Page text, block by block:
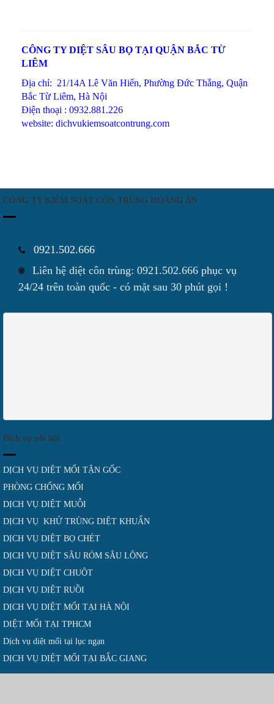
CÔNG TY DIỆT SÂU BỌ TẠI QUẬN BẮC TỪ
LIÊM
Địa chỉ: 21/14A Lê Văn Hiến, Phường Đức Thắng, Quận
Bắc Từ Liêm, Hà Nội
Điện thoại : 0932.881.226
website: dichvukiemsoatcontrung.com
CÔNG TY KIỂM SOÁT CÔN TRÙNG HOÀNG ÂN
0921.502.666
Liên hệ diệt côn trùng: 0921.502.666 phục vụ
24/24 trên toàn quốc - có mặt sau 30 phút gọi !
Dịch vụ nổi bật
DỊCH VỤ DIỆT MỐI TẬN GỐC
PHÒNG CHỐNG MỐI
DỊCH VỤ DIỆT MUỖI
DỊCH VỤ KHỬ TRÙNG DIỆT KHUẨN
DỊCH VỤ DIỆT BỌ CHÉT
DỊCH VỤ DIỆT SÂU RÓM SÂU LÔNG
DỊCH VỤ DIỆT CHUỘT
DỊCH VỤ DIỆT RUỒI
DỊCH VỤ DIỆT MỐI TẠI HÀ NỘI
DIỆT MỐI TẠI TPHCM
Dịch vụ diệt mối tại lục ngạn
DỊCH VỤ DIỆT MỐI TẠI BẮC GIANG